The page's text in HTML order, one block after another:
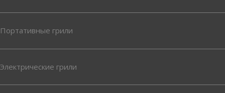
Портативные грили
Электрические грили